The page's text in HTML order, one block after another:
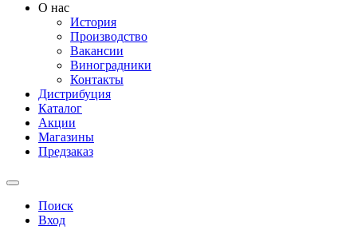
О нас
История
Производство
Вакансии
Виноградники
Контакты
Дистрибуция
Каталог
Акции
Магазины
Предзаказ
Поиск
Вход